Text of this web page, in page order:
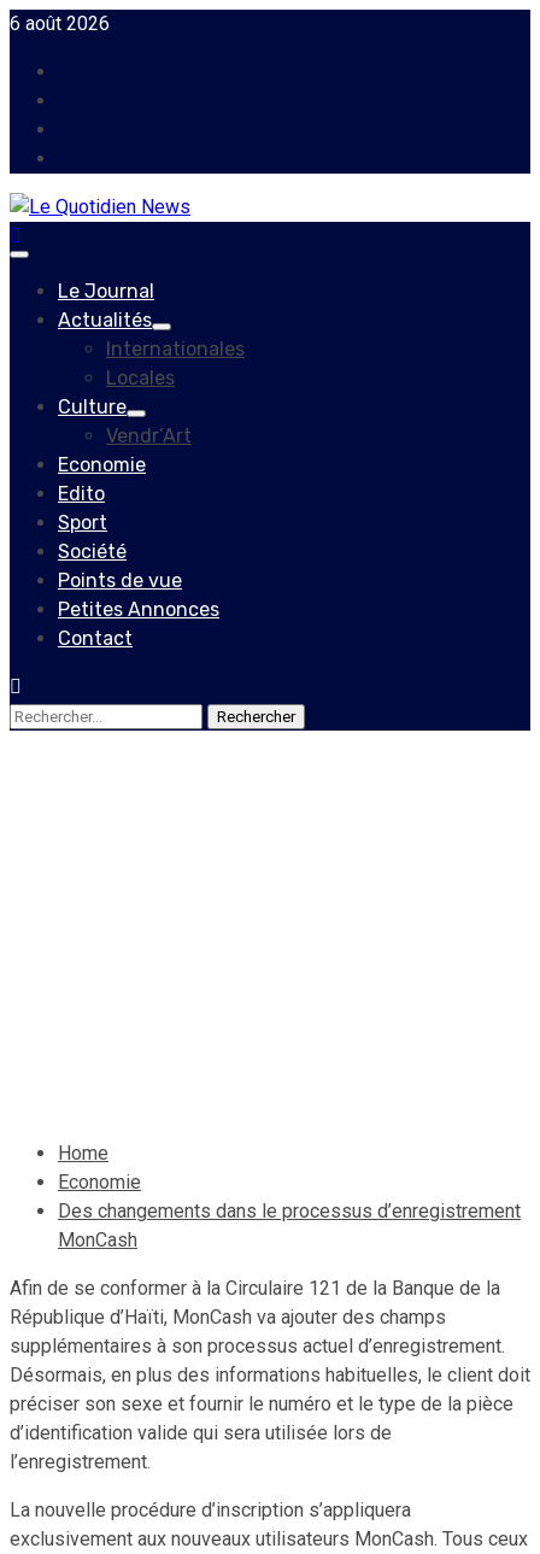
Skip
content
6 août 2026
Primary
Le Journal
Actualités
Internationales
Locales
Culture
Vendr’Art
Economie
Edito
Sport
Société
Points de vue
Petites Annonces
Contact
Rechercher :
Home
Economie
Des changements dans le processus d’enregistrement
MonCash
Afin de se conformer à la Circulaire 121 de la Banque de la
République d’Haïti, MonCash va ajouter des champs
supplémentaires à son processus actuel d’enregistrement.
Désormais, en plus des informations habituelles, le client doit
préciser son sexe et fournir le numéro et le type de la pièce
d’identification valide qui sera utilisée lors de
l’enregistrement.
La nouvelle procédure d’inscription s’appliquera
exclusivement aux nouveaux utilisateurs MonCash. Tous ceux